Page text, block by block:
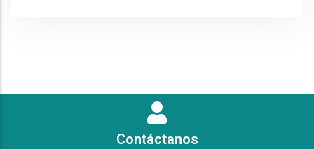
Contáctanos